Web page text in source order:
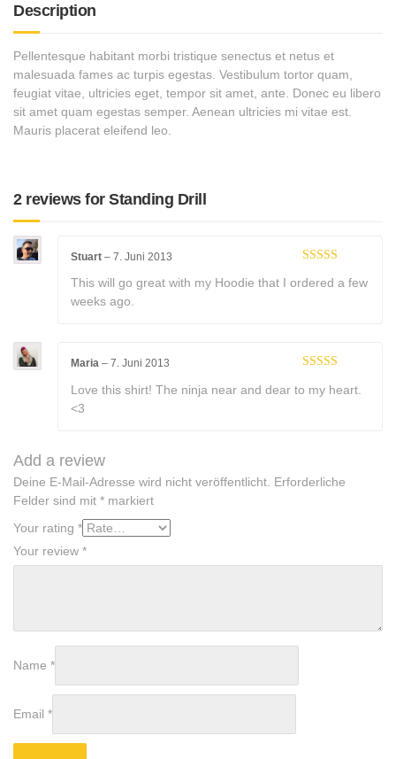
Description
Pellentesque habitant morbi tristique senectus et netus et
malesuada fames ac turpis egestas. Vestibulum tortor quam,
feugiat vitae, ultricies eget, tempor sit amet, ante. Donec eu libero
sit amet quam egestas semper. Aenean ultricies mi vitae est.
Mauris placerat eleifend leo.
2 reviews for Standing Drill
of 5
Stuart – 7. Juni 2013
This will go great with my Hoodie that I ordered a few
weeks ago.
of 5
Maria – 7. Juni 2013
Love this shirt! The ninja near and dear to my heart.
<3
Add a review
Deine E-Mail-Adresse wird nicht veröffentlicht. Erforderliche
Felder sind mit * markiert
Your rating *
Your review *
Name *
Email *